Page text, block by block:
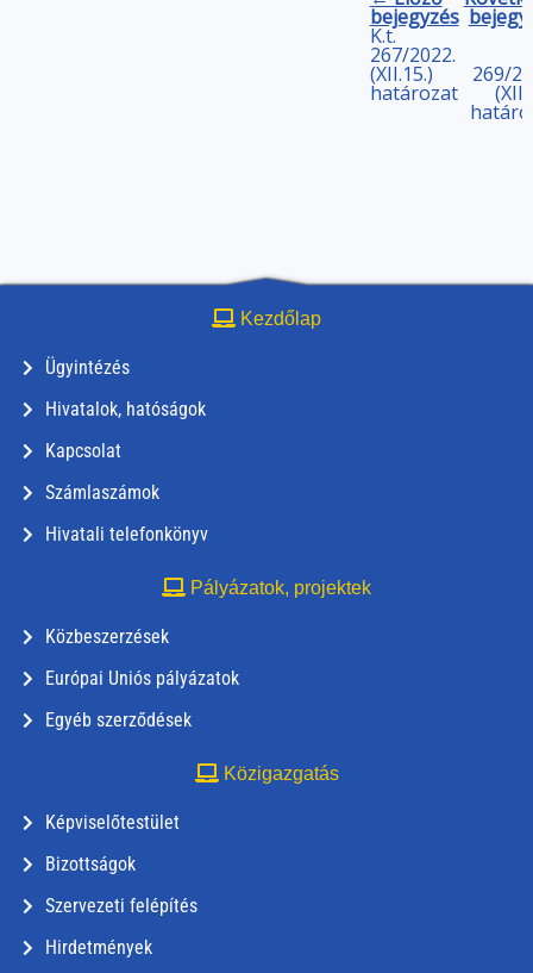
bejegyzés
K.t.
267/2022.
(XII.15.)
határozat
269/
Kezdőlap
Ügyintézés
Hivatalok, hatóságok
Kapcsolat
Számlaszámok
Hivatali telefonkönyv
Pályázatok, projektek
Közbeszerzések
Európai Uniós pályázatok
Egyéb szerződések
Közigazgatás
Képviselőtestület
Bizottságok
Szervezeti felépítés
Hirdetmények